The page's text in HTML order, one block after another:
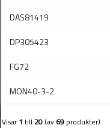
DAS81419
DP305423
FG72
MON40-3-2
Visar1 till 20 (av 69 produkter)